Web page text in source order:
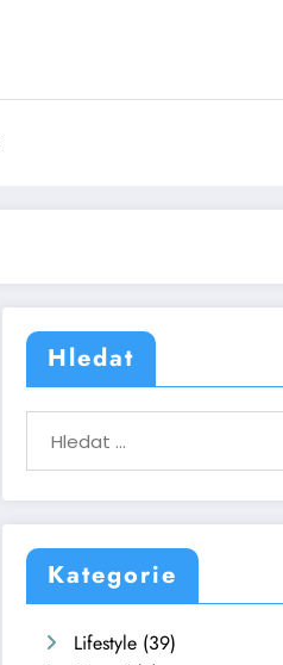
Hledat
Kategorie
Lifestyle (39)